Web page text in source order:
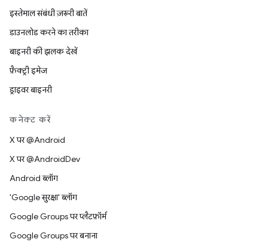
इस्तेमाल संबंधी ज़रूरी बातें
डाउनलोड करने का तरीका
बाइनरी की झलक देखें
फ़ैक्ट्री इमेज
ड्राइवर बाइनरी
कनेक्ट करें
X पर @Android
X पर @AndroidDev
Android ब्लॉग
'Google सुरक्षा' ब्लॉग
Google Groups पर प्लैटफ़ॉर्म
Google Groups पर बनाना